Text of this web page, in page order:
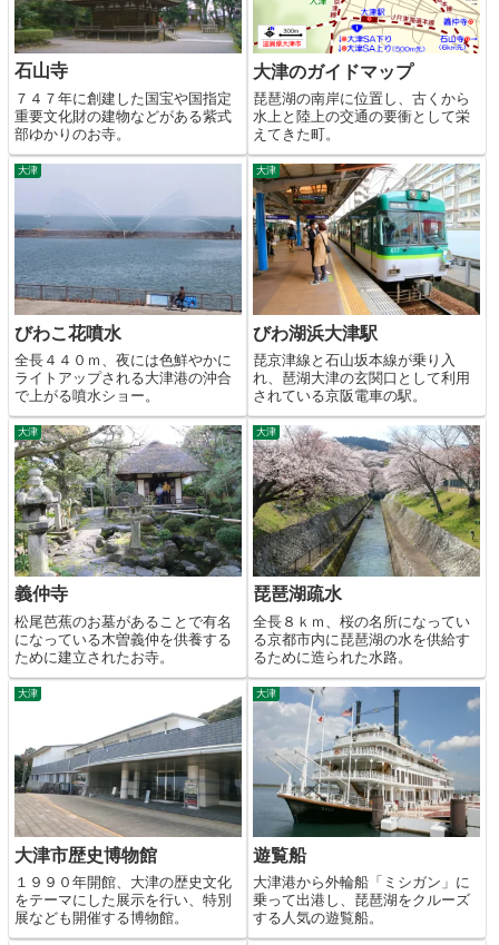
石山寺
７４７年に創建した国宝や国指定
重要文化財の建物などがある紫式
部ゆかりのお寺。
大津のガイドマップ
琵琶湖の南岸に位置し、古くから
水上と陸上の交通の要衝として栄
えてきた町。
大津
びわこ花噴水
全長４４０ｍ、夜には色鮮やかに
ライトアップされる大津港の沖合
で上がる噴水ショー。
大津
びわ湖浜大津駅
琵京津線と石山坂本線が乗り入
れ、琶湖大津の玄関口として利用
されている京阪電車の駅。
大津
義仲寺
松尾芭蕉のお墓があることで有名
になっている木曽義仲を供養する
ために建立されたお寺。
大津
琵琶湖疏水
全長８ｋｍ、桜の名所になってい
る京都市内に琵琶湖の水を供給す
るために造られた水路。
大津
大津市歴史博物館
１９９０年開館、大津の歴史文化
をテーマにした展示を行い、特別
展なども開催する博物館。
大津
遊覧船
大津港から外輪船「ミシガン」に
乗って出港し、琵琶湖をクルーズ
する人気の遊覧船。